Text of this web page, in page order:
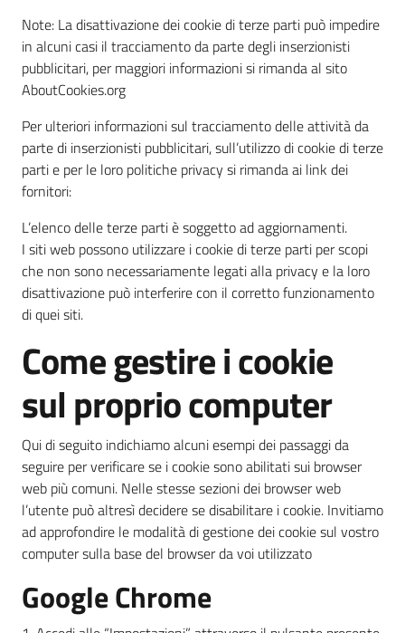
Note: La disattivazione dei cookie di terze parti può impedire
in alcuni casi il tracciamento da parte degli inserzionisti
pubblicitari, per maggiori informazioni si rimanda al sito
AboutCookies.org
Per ulteriori informazioni sul tracciamento delle attività da
parte di inserzionisti pubblicitari, sull’utilizzo di cookie di terze
parti e per le loro politiche privacy si rimanda ai link dei
fornitori:
L’elenco delle terze parti è soggetto ad aggiornamenti.
I siti web possono utilizzare i cookie di terze parti per scopi
che non sono necessariamente legati alla privacy e la loro
disattivazione può interferire con il corretto funzionamento
di quei siti.
Come gestire i cookie
sul proprio computer
Qui di seguito indichiamo alcuni esempi dei passaggi da
seguire per verificare se i cookie sono abilitati sui browser
web più comuni. Nelle stesse sezioni dei browser web
l’utente può altresì decidere se disabilitare i cookie. Invitiamo
ad approfondire le modalità di gestione dei cookie sul vostro
computer sulla base del browser da voi utilizzato
Google Chrome